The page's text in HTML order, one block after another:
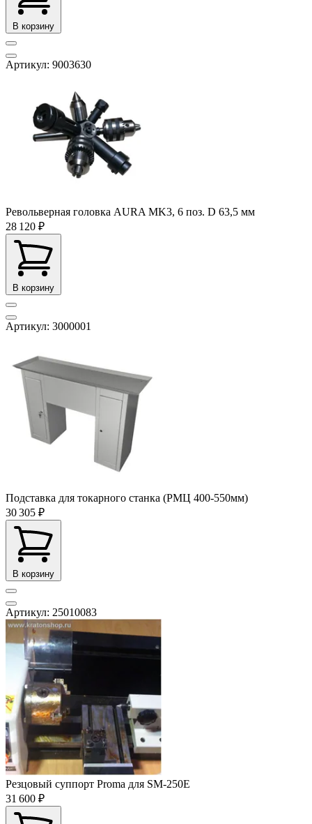
В корзину
Артикул: 9003630
Револьверная головка AURA MK3, 6 поз. D 63,5 мм
28 120 ₽
В корзину
Артикул: 3000001
Подставка для токарного станка (РМЦ 400-550мм)
30 305 ₽
В корзину
Артикул: 25010083
Резцовый суппорт Proma для SM-250E
31 600 ₽